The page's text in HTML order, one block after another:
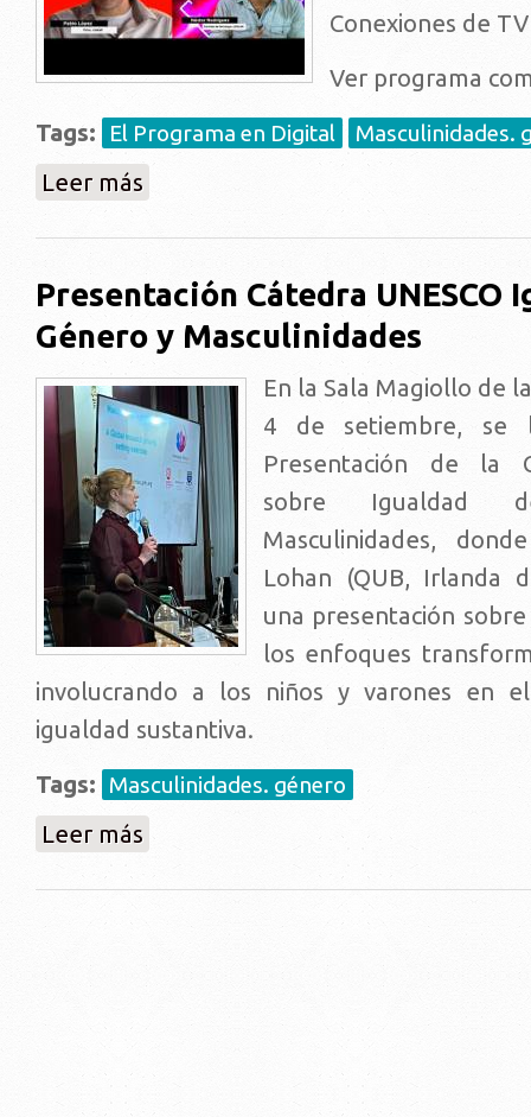
Conexiones de
Ver programa
Tags:
El Programa en Digital Masculinidades.
Leer más
Presentación Cátedra UNESCO
Género y Masculinidades
En la Sala Magiollo de
4 de setiembre, se
Presentación de la
sobre Igualdad
Masculinidades,
Lohan (QUB, Irlanda
una presentación
los enfoques
involucrando a los niños y varones en
igualdad sustantiva.
Tags: Masculinidades. género
Leer más